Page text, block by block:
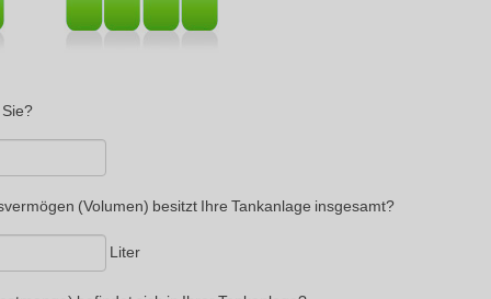
(Volumen) besitzt Ihre Tankanlage insgesamt?
Liter